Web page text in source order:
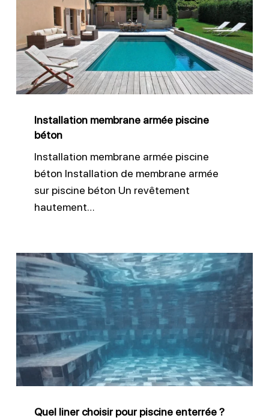
piscine
béton
Installation membrane armée piscine
béton
Installation membrane armée piscine
béton Installation de membrane armée
sur piscine béton Un revêtement
hautement…
Quel
liner
choisir
pour
piscine
enterrée
?
Quel liner choisir pour piscine enterrée ?